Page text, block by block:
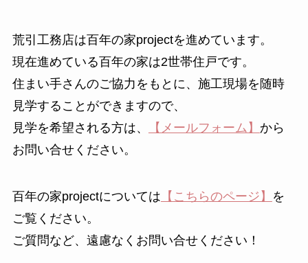
荒引工務店は百年の家projectを進めています。
現在進めている百年の家は2世帯住戸です。
住まい手さんのご協力をもとに、施工現場を随時
見学することができますので、
見学を希望される方は、
【メールフォーム】 から
お問い合せください。
百年の家projectについては 【こちらのページ】
を
ご覧ください。
ご質問など、遠慮なくお問い合せください！